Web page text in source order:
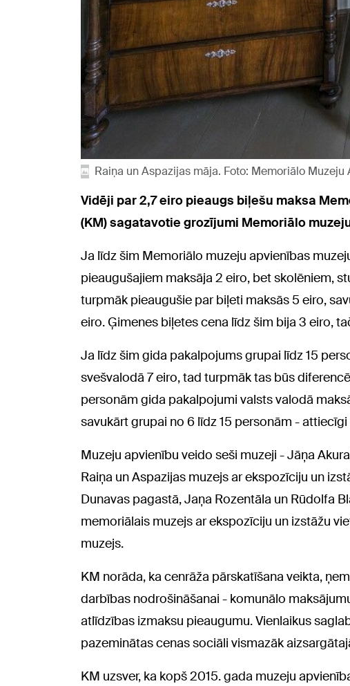
Raiņa un Aspazijas māja. Foto: Memoriālo Muzeju
Vidēji par 2,7 eiro pieaugs biļešu maksa
(KM) sagatavotie grozījumi Memoriālo
Ja līdz šim Memoriālo muzeju apvienības
pieaugušajiem maksāja 2 eiro, bet skolēniem,
turpmāk pieaugušie par biļeti maksās 5 eiro,
eiro. Ģimenes biļetes cena līdz šim bija 3 eiro,
Ja līdz šim gida pakalpojums grupai līdz 15
svešvalodā 7 eiro, tad turpmāk tas būs
personām gida pakalpojumi valsts valodā
savukārt grupai no 6 līdz 15 personām - attiecīgi
Muzeju apvienību veido seši muzeji - Jāņa
Raiņa un Aspazijas muzejs ar ekspozīciju un
Dunavas pagastā, Jaņa Rozentāla un Rūdolfa
memoriālais muzejs ar ekspozīciju un izstāžu
muzejs.
KM norāda, ka cenrāža pārskatīšana veikta,
darbības nodrošināšanai - komunālo
atlīdzības izmaksu pieaugumu. Vienlaikus
pazeminātas cenas sociāli vismazāk
KM uzsver, ka kopš 2015. gada muzeju